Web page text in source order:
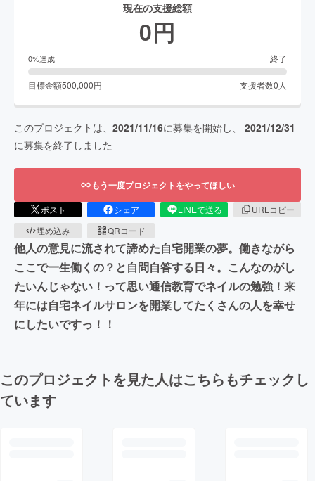
現在の支援総額
0円
0%達成 終了
目標金額500,000円 支援者数0 人
このプロジェクトは、 2021/11/16に募集を開始し、 2021/12/31
に募集を終了しました
もう一度プロジェクトをやってほしい
ポスト シェア LINEで送る
URLコピー
埋め込み
QRコード
他人の意見に流されて諦めた自宅開業の夢。働きながら
ここで一生働くの？と自問自答する日々。こんなのがし
たいんじゃない！って思い通信教育でネイルの勉強！来
年には自宅ネイルサロンを開業してたくさんの人を幸せ
にしたいですっ！！
このプロジェクトを見た人はこちらもチェックし
ています